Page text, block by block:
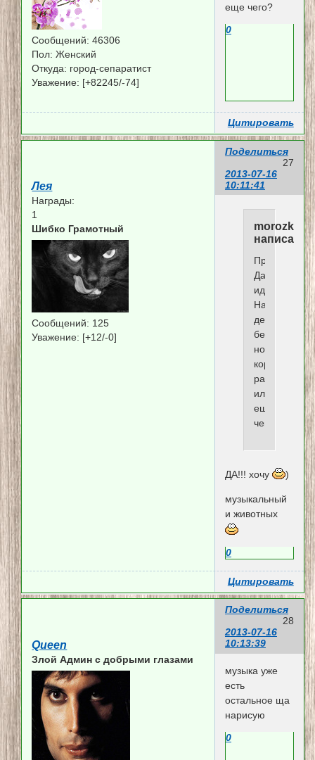
Сообщений: 46306
Пол: Женский
Откуда: город-сепаратист
Уважение: [+82245/-74]
еще чего?
0
Цитировать
Поделиться
27
2013-07-16
10:11:41
Лея
Награды:
1
Шибко Грамотный
Сообщений: 125
Уважение: [+12/-0]
morozka
Привет!
Давай
идеи.
Надо
делать
беременно-
кормящий
раздел?
или
еще
чего?
ДА!!! хочу )
музыкальный
и животных
0
Цитировать
Поделиться
28
2013-07-16
10:13:39
Queen
Злой Админ c добрыми глазами
музыка уже
есть
остальное ща
нарисую
0